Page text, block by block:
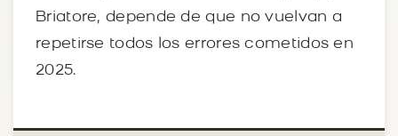
Briatore, depende de que no vuelvan a
repetirse todos los errores cometidos en
2025.